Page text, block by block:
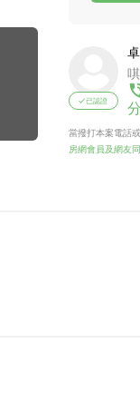
已認證
當撥打本案電話
房網會員及網友